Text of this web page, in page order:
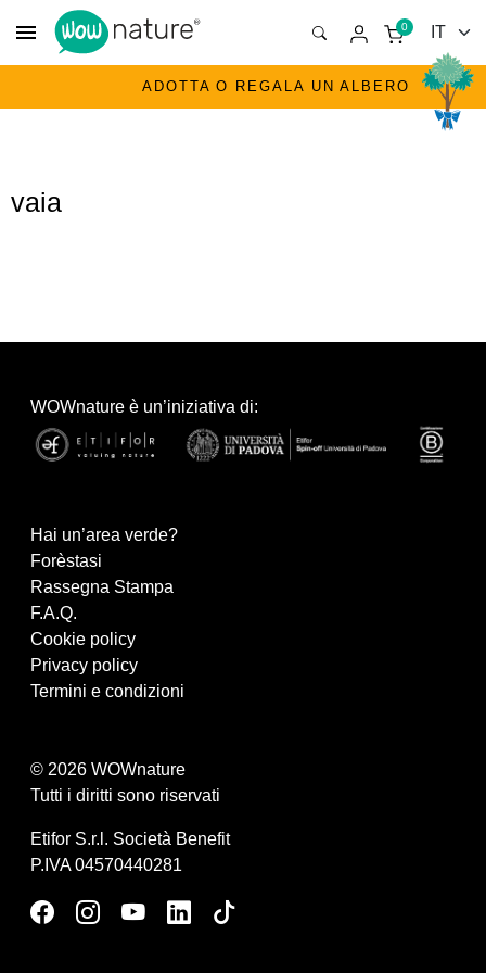
menu 0
ADOTTA O REGALA UN ALBERO
vaia
WOWnature è un’iniziativa di:
Hai un’area verde?
Forèstasi
Rassegna Stampa
F.A.Q.
Cookie policy
Privacy policy
Termini e condizioni
© 2026 WOWnature
Tutti i diritti sono riservati
Etifor S.r.l. Società Benefit
P.IVA 04570440281